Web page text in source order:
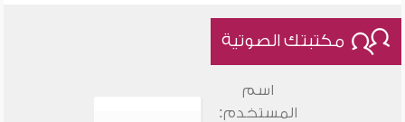
مكتبتك الصوتية
اسم
المستخدم: